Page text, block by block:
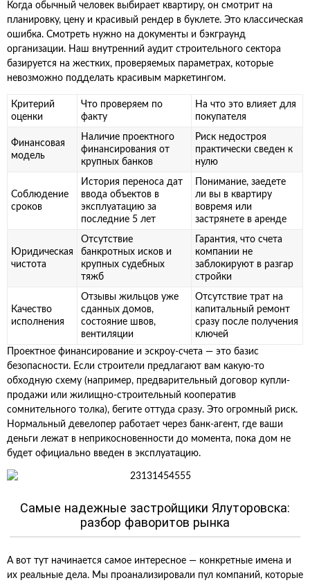
Когда обычный человек выбирает квартиру, он смотрит на
планировку, цену и красивый рендер в буклете. Это классическая
ошибка. Смотреть нужно на документы и бэкграунд
организации. Наш внутренний аудит строительного сектора
базируется на жестких, проверяемых параметрах, которые
невозможно подделать красивым маркетингом.
Критерий
оценки
Что проверяем по
факту
На что это влияет для
покупателя
Финансовая
модель
Наличие проектного
финансирования от
крупных банков
Риск недостроя
практически сведен к
нулю
Соблюдение
сроков
История переноса дат
ввода объектов в
эксплуатацию за
последние 5 лет
Понимание, заедете
ли вы в квартиру
вовремя или
застрянете в аренде
Юридическая
чистота
Отсутствие
банкротных исков и
крупных судебных
тяжб
Гарантия, что счета
компании не
заблокируют в разгар
стройки
Качество
исполнения
Отзывы жильцов уже
сданных домов,
состояние швов,
вентиляции
Отсутствие трат на
капитальный ремонт
сразу после получения
ключей
Проектное финансирование и эскроу-счета — это базис
безопасности. Если строители предлагают вам какую-то
обходную схему (например, предварительный договор купли-
продажи или жилищно-строительный кооператив
сомнительного толка), бегите оттуда сразу. Это огромный риск.
Нормальный девелопер работает через банк-агент, где ваши
деньги лежат в неприкосновенности до момента, пока дом не
будет официально введен в эксплуатацию.
Самые надежные застройщики Ялуторовска:
разбор фаворитов рынка
А вот тут начинается самое интересное — конкретные имена и
их реальные дела. Мы проанализировали пул компаний, которые